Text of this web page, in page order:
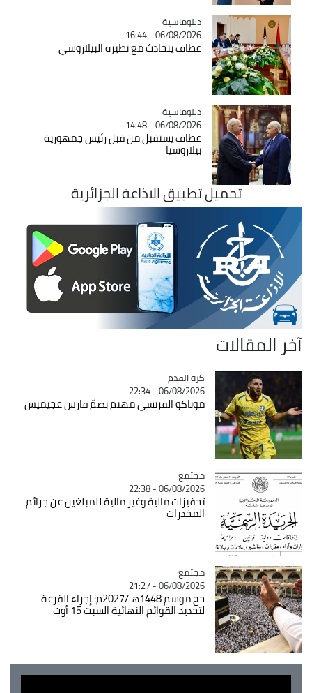
Catégorie
دبلوماسية
06/08/2026 - 16:44
عطاف يتحادث مع نظيره البيلاروسي
Catégorie
دبلوماسية
06/08/2026 - 14:48
عطاف يستقبل من قبل رئيس جمهورية
بيلاروسيا
تحميل تطبيق الاذاعة الجزائرية
آخر المقالات
Catégorie
كرة القدم
06/08/2026 - 22:34
موناكو الفرنسي مهتم بضمّ فارس غجيميس
Catégorie
مجتمع
06/08/2026 - 22:38
تحفيزات مالية وغير مالية للمبلغين عن جرائم
المخدرات
Catégorie
مجتمع
06/08/2026 - 21:27
حج موسم 1448هـ/2027م: إجراء القرعة
لتحديد القوائم النهائية السبت 15 أوت